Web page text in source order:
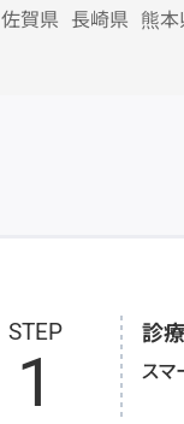
佐賀県 長崎県 熊本
STEP
1
診
スマ